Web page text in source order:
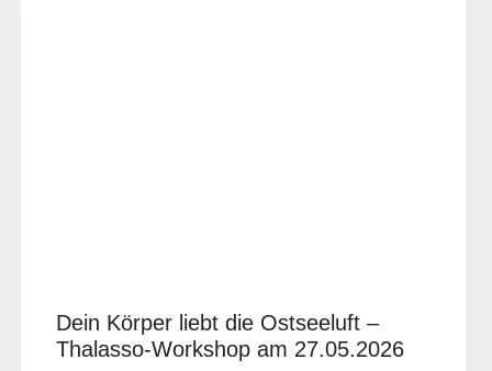
Dein Körper liebt die Ostseeluft –
Thalasso-Workshop am 27.05.2026